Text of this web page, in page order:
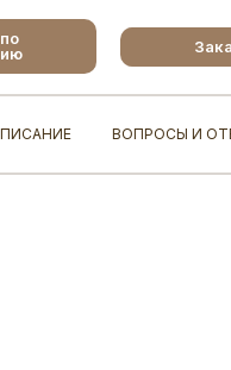
ВОПРОСЫ И